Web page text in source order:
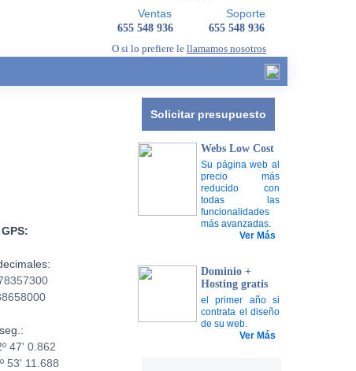
Soporte
655 548 936
Ventas
655 548 936
O si lo prefiere le llamamos nosotros
Solicitar presupuesto
Webs Low Cost
Su página web al
precio más
reducido con
todas las
funcionalidades
más avanzadas.
Ver Más
Dominio +
Hosting gratis
el primer año si
contrata el diseño
de su web.
Ver Más
47' 0.862
53' 11.688